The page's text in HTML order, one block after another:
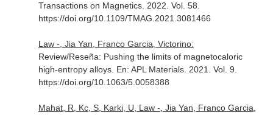
Transactions on Magnetics. 2022. Vol. 58.
https://doi.org/10.1109/TMAG.2021.3081466
Law -, Jia Yan, Franco Garcia, Victorino:
Review/Reseña: Pushing the limits of magnetocaloric
high-entropy alloys. En: APL Materials. 2021. Vol. 9.
https://doi.org/10.1063/5.0058388
Mahat, R, Kc, S, Karki, U, Law -, Jia Yan, Franco Garcia,